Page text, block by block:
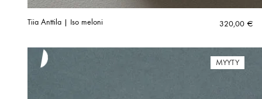
Tiia Anttila | Iso meloni 320,00 €
MYYTY